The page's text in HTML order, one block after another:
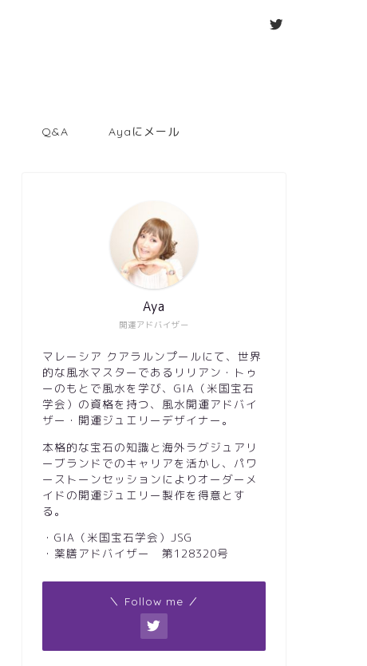
Q&A Ayaにメール
開運アドバイザー
Aya
マレーシア クアラルンプールにて、世界
的な風水マスターであるリリアン・トゥ
ーのもとで風水を学び、GIA（米国宝石
学会）の資格を持つ、風水開運アドバイ
ザー・開運ジュエリーデザイナー。
本格的な宝石の知識と海外ラグジュアリ
ーブランドでのキャリアを活かし、パワ
ーストーンセッションによりオーダーメ
イドの開運ジュエリー製作を得意とす
る。
・GIA（米国宝石学会）JSG
・薬膳アドバイザー 第128320号
＼ Follow me ／